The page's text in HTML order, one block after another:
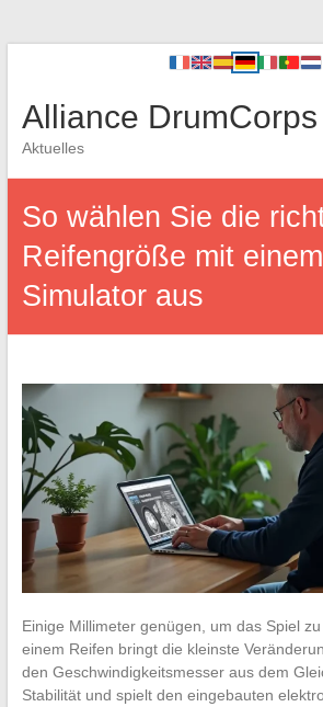
Alliance DrumCorps
Aktuelles
So wählen Sie die
Reifengröße mit
Simulator aus
Einige Millimeter genügen, um das Spiel
einem Reifen bringt die kleinste
den Geschwindigkeitsmesser aus dem
Stabilität und spielt den eingebauten